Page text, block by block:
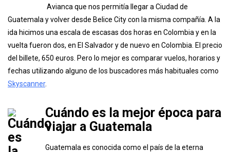
Avianca que nos permitía llegar a Ciudad de
Guatemala y volver desde Belice City con la misma compañía. A la
ida hicimos una escala de escasas dos horas en Colombia y en la
vuelta fueron dos, en El Salvador y de nuevo en Colombia. El precio
del billete, 650 euros. Pero lo mejor es comparar vuelos, horarios y
fechas utilizando alguno de los buscadores más habituales como
Skyscanner.
Cuándo es la mejor época para
viajar a Guatemala
Guatemala es conocida como el país de la eterna